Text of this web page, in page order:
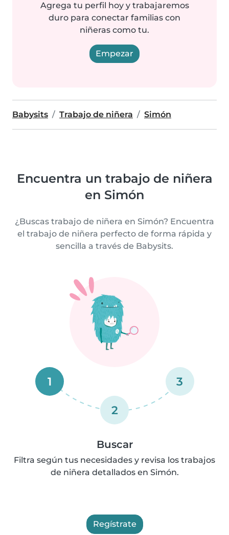
Agrega tu perfil hoy y trabajaremos
duro para conectar familias con
niñeras como tu.
Empezar
Babysits Trabajo de niñera Simón
Encuentra un trabajo de niñera
en Simón
¿Buscas trabajo de niñera en Simón? Encuentra
el trabajo de niñera perfecto de forma rápida y
sencilla a través de Babysits.
1
2
3
Buscar
Filtra según tus necesidades y revisa los trabajos
de niñera detallados en Simón.
Regístrate